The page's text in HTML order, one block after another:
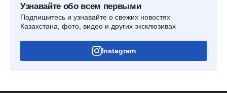
Узнавайте обо всем первыми
Подпишитесь и узнавайте о свежих новостях
Казахстана, фото, видео и других эксклюзивах
Instagram